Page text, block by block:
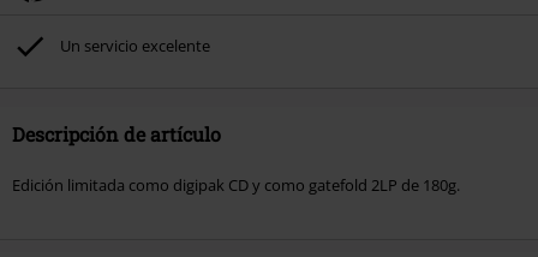
Un servicio excelente
Descripción de artículo
Edición limitada como digipak CD y como gatefold 2LP de 180g.